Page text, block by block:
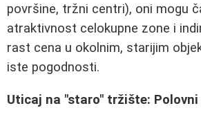
površine, tržni centri), oni mogu
atraktivnost celokupne zone i
rast cena u okolnim, starijim
iste pogodnosti.
Uticaj na "staro" tržište: